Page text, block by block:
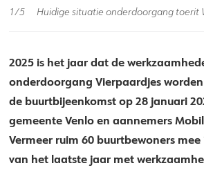
1 5 Huidige situatie onderdoorgang toerit
2025 is het jaar dat de
onderdoorgang Vierpaardjes
de buurtbijeenkomst op 28 januari
gemeente Venlo en aannemers
Vermeer ruim 60 buurtbewoners
van het laatste jaar met